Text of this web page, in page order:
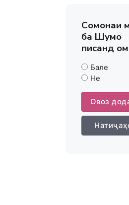
Сомонаи
ба Шумо
писанд
Бале
Не
Овоз